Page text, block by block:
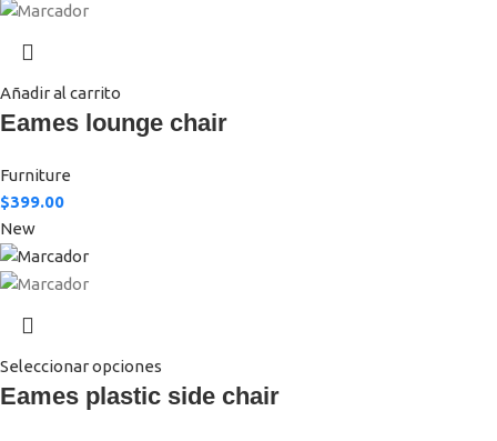
Añadir al carrito
Eames lounge chair
Furniture
$399.00
New
Seleccionar opciones
Eames plastic side chair